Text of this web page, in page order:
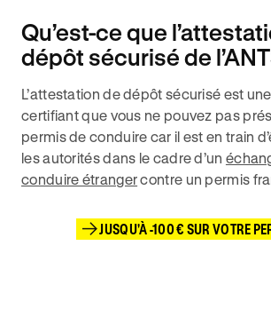
Qu’est-ce que
dépôt sécurisé de
L’attestation de dépôt sécurisé est
certifiant que vous ne pouvez pas
permis de conduire car il est en train
les autorités dans le cadre d’un
conduire étrangercontre un permis
JUSQU'À -100 € SUR VOTRE